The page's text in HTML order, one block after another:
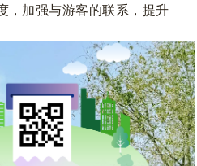
，加强与游客的联系，提升